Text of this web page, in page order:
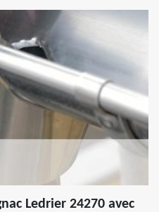
Ledrier 24270 avec